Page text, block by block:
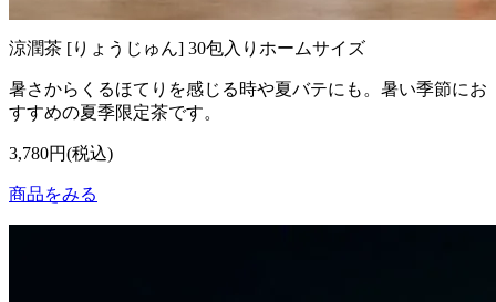
涼潤茶 [りょうじゅん] 30包入りホームサイズ
暑さからくるほてりを感じる時や夏バテにも。暑い季節にお
すすめの夏季限定茶です。
3,780円(税込)
商品をみる